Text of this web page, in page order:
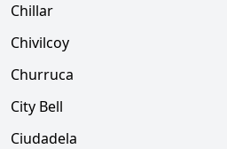
Chillar
Chivilcoy
Churruca
City Bell
Ciudadela